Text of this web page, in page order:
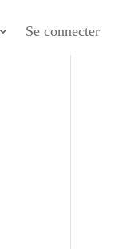
Se connecter